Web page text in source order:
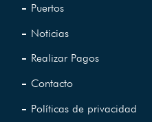
Puertos
Noticias
Realizar Pagos
Contacto
Políticas de privacidad